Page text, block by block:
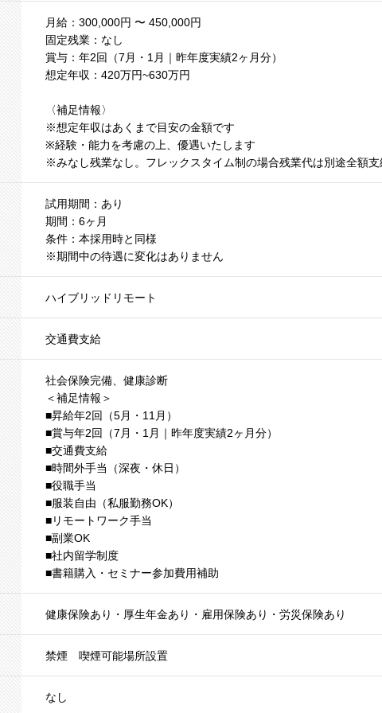
月給：300,000円 〜 450,000円
固定残業：なし
賞与：年2回（7月・1月｜昨年度実績2ヶ月分）
想定年収：420万円~630万円
〈補足情報〉
※想定年収はあくまで目安の金額です
※経験・能力を考慮の上、優遇いたします
※みなし残業なし。フレックスタイム制の場合残業代は別途全額支
試用期間：あり
期間：6ヶ月
条件：本採用時と同様
※期間中の待遇に変化はありません
ハイブリッドリモート
交通費支給
社会保険完備、健康診断
＜補足情報＞
■昇給年2回（5月・11月）
■賞与年2回（7月・1月｜昨年度実績2ヶ月分）
■交通費支給
■時間外手当（深夜・休日）
■役職手当
■服装自由（私服勤務OK）
■リモートワーク手当
■副業OK
■社内留学制度
■書籍購入・セミナー参加費用補助
健康保険あり・厚生年金あり・雇用保険あり・労災保険あり
禁煙 喫煙可能場所設置
なし